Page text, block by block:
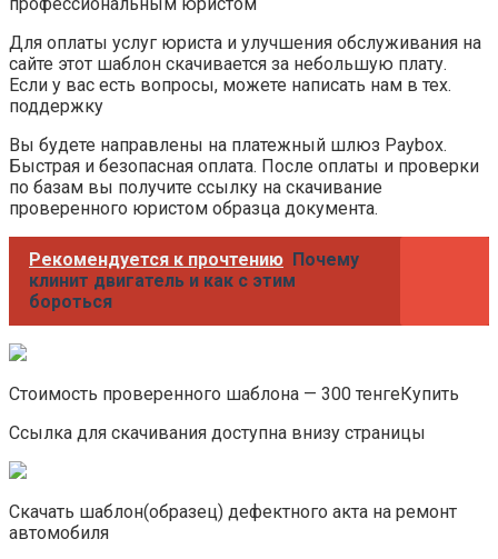
Для оплаты услуг юриста и улучшения обслуживания на
сайте этот шаблон скачивается за небольшую плату.
Если у вас есть вопросы, можете написать нам в тех.
поддержку
Вы будете направлены на платежный шлюз Paybox.
Быстрая и безопасная оплата. После оплаты и проверки
по базам вы получите ссылку на скачивание
проверенного юристом образца документа.
Рекомендуется к прочтению Почему
клинит двигатель и как с этим
бороться
Стоимость проверенного шаблона — 300 тенгеКупить
Ссылка для скачивания доступна внизу страницы
Скачать шаблон(образец) дефектного акта на ремонт
автомобиля